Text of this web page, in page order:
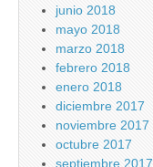
junio 2018
mayo 2018
marzo 2018
febrero 2018
enero 2018
diciembre 2017
noviembre 2017
octubre 2017
septiembre 2017